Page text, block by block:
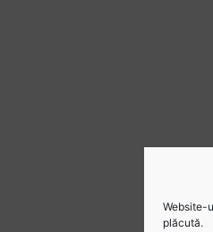
Website-
plăcută.